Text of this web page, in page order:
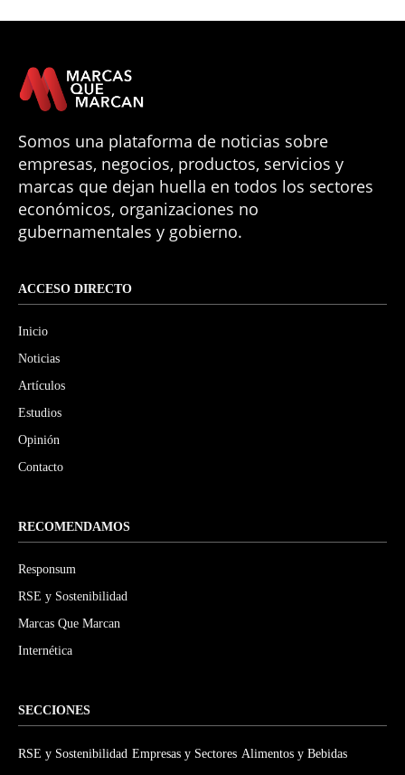
Somos una plataforma de noticias sobre
empresas, negocios, productos, servicios y
marcas que dejan huella en todos los sectores
económicos, organizaciones no
gubernamentales y gobierno.
ACCESO DIRECTO
Inicio
Noticias
Artículos
Estudios
Opinión
Contacto
RECOMENDAMOS
Responsum
RSE y Sostenibilidad
Marcas Que Marcan
Internética
SECCIONES
RSE y Sostenibilidad Empresas y Sectores Alimentos y Bebidas